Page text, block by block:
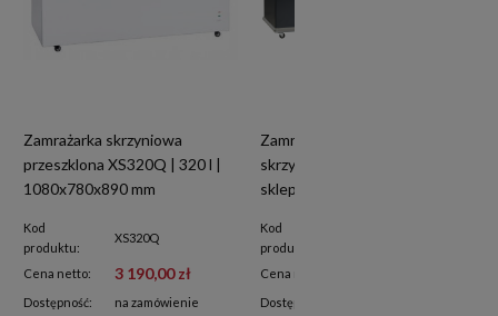
Zamrażarka skrzyniowa
przeszklona XS320Q | 320 l |
1080x780x890 mm
Kod
produktu:
XS320Q
Cena netto: 3 190,00 zł
Dostępność: na zamówienie
Zamrażarka chłodziarka
skrzyniowa SIF900D |
sklepowa | boneta | od 7 °C do
Kod
produktu:
Cena netto:
Dostępność: